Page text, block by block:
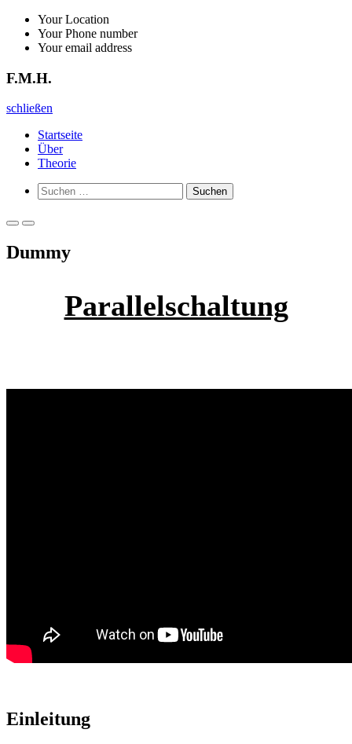
Zurück
zum
Inhalt
Your Location
Your Phone number
Your email address
F.M.H.
schließen
Startseite
Über
Theorie
Such-
Formular
Suchen
nach:
Primäres
für
Primäres
für
Desktop
Dummy
Parallelschaltung
Einleitung